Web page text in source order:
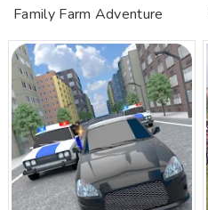
Family Farm Adventure